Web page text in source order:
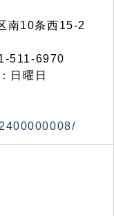
南10条西15-2
511-6970
日曜日